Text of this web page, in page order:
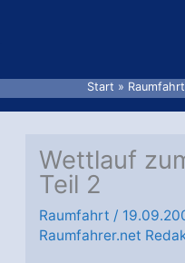
Start Raumfahrt
Wettlauf
Teil 2
Raumfahrt /
Raumfahrer.net